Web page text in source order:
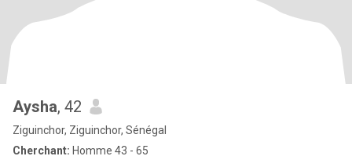
Aysha, 42
Ziguinchor, Ziguinchor, Sénégal
Cherchant: Homme 43 - 65